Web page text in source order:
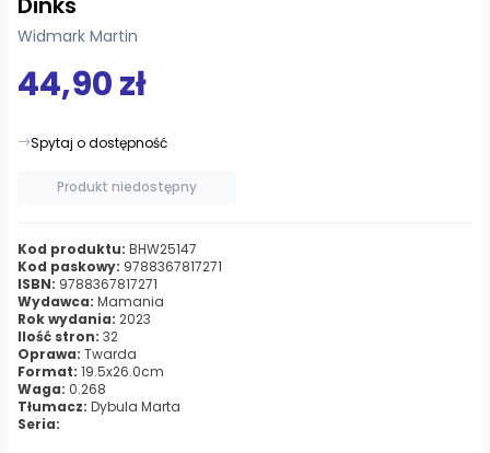
Widmark Martin
44,90 zł
Spytaj o dostępność
Produkt niedostępny
Kod produktu: BHW25147
Kod paskowy: 9788367817271
ISBN: 9788367817271
Wydawca: Mamania
Rok wydania: 2023
Ilość stron: 32
Oprawa: Twarda
Format: 19.5x26.0cm
Waga: 0.268
Tłumacz: Dybula Marta
Seria: